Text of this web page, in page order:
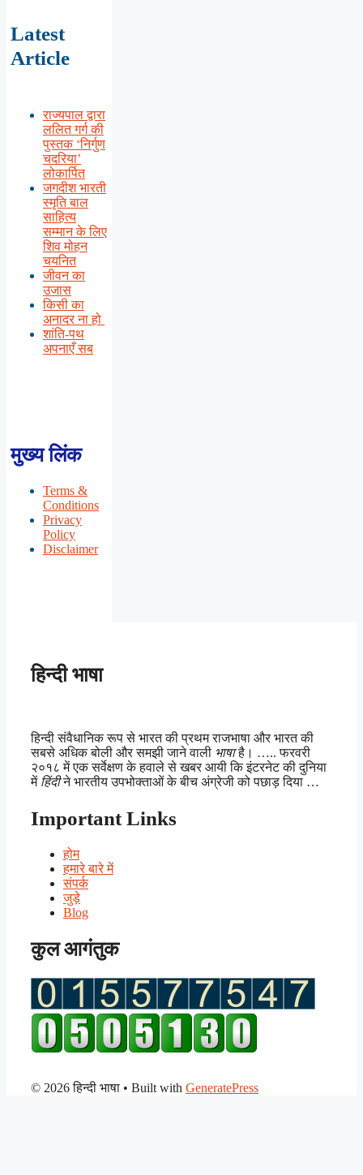
Latest
Article
राज्यपाल द्वारा
ललित गर्ग की
पुस्तक ‘निर्गुण
चदरिया’
लोकार्पित
जगदीश भारती
स्मृति बाल
साहित्य
सम्मान के लिए
शिव मोहन
चयनित
जीवन का
उजास
किसी का
अनादर ना हो
शांति-पथ
अपनाएँ सब
मुख्य लिंक
Terms &
Conditions
Privacy
Policy
Disclaimer
हिन्दी भाषा
हिन्दी संवैधानिक रूप से भारत की प्रथम राजभाषा और भारत की
सबसे अधिक बोली और समझी जाने वाली भाषाहै। ….. फरवरी
२०१८ में एक सर्वेक्षण के हवाले से खबर आयी कि इंटरनेट की दुनिया
में हिंदीने भारतीय उपभोक्ताओं के बीच अंग्रेजी को पछाड़ दिया …
Important Links
होम
हमारे बारे में
संपर्क
जुड़े
Blog
कुल आगंतुक
© 2026 हिन्दी भाषा • Built with GeneratePress